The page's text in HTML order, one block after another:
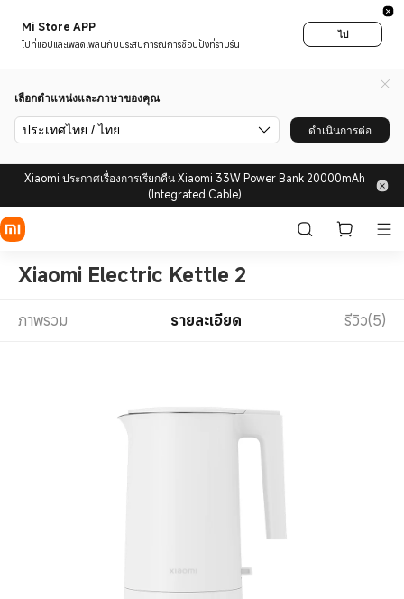
Mi Store APP
ไปที่แอปและเพลิดเพลินกับประสบการณ์การช็อปปิ้งที่ราบรื่น
ไป
เลือกตำแหน่งและภาษาของคุณ
ประเทศไทย / ไทย ดำเนินการต่อ
Xiaomi ประกาศเรื่องการเรียกคืน Xiaomi 33W Power Bank 20000mAh
(Integrated Cable)
Xiaomi Electric Kettle 2
ภาพรวม รายละเอียด รีวิว(5)